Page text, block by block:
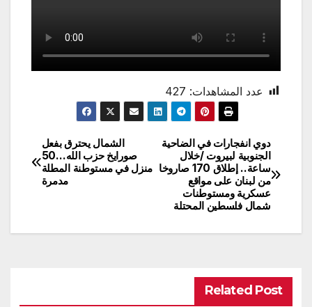
عدد المشاهدات: 427
تصفّح
المقالات
الشمال يحترق بفعل
صورايخ حزب الله…50
منزل في مستوطنة المطلة
مدمرة
دوي انفجارات في الضاحية
الجنوبية لبيروت /خلال
ساعة.. إطلاق 170 صاروخا
من لبنان على مواقع
عسكرية ومستوطنات
شمال فلسطين المحتلة
Related Post